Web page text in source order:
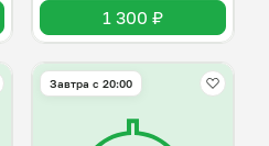
1 300 ₽
Завтра c 20:00